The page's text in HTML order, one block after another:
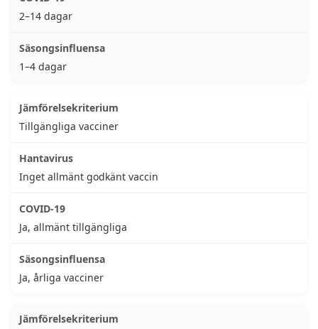
2–14 dagar
1–4 dagar
Tillgängliga vacciner
Inget allmänt godkänt vaccin
Ja, allmänt tillgängliga
Ja, årliga vacciner